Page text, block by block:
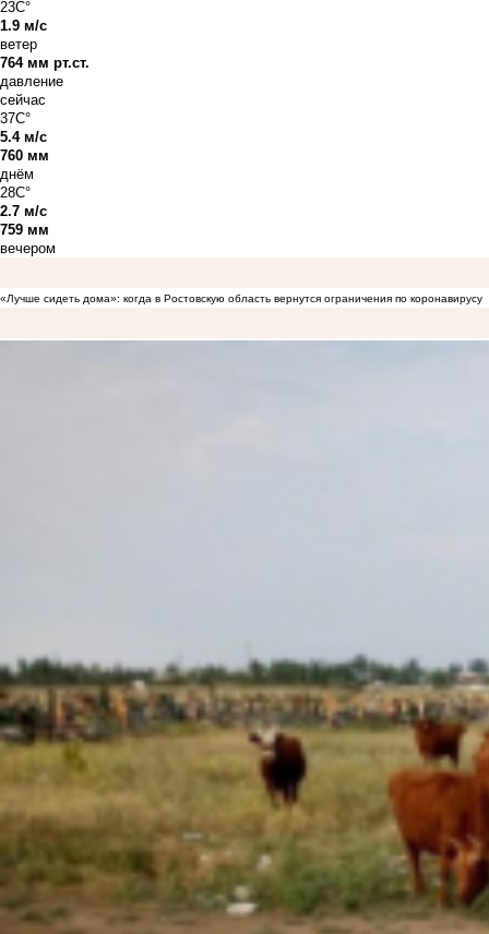
23C°
1.9 м/с
ветер
764 мм рт.ст.
давление
сейчас
37C°
5.4 м/с
760 мм
днём
28C°
2.7 м/с
759 мм
вечером
«Лучше сидеть дома»: когда в Ростовскую область вернутся ограничения по коронавирусу